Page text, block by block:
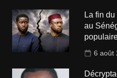
La fin
au
6 août